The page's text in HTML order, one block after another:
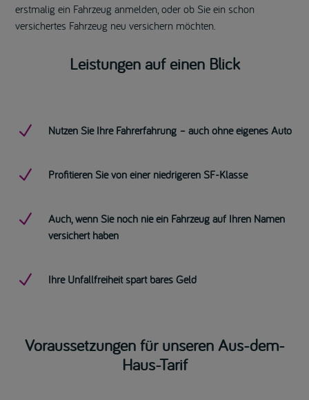
erstmalig ein Fahrzeug anmelden, oder ob Sie ein schon
versichertes Fahrzeug neu versichern möchten.
Leistungen auf einen Blick
N Nutzen Sie Ihre Fahrerfahrung – auch ohne eigenes Auto
N Profitieren Sie von einer niedrigeren SF-Klasse
N
Auch, wenn Sie noch nie ein Fahrzeug auf Ihren Namen
versichert haben
N Ihre Unfallfreiheit spart bares Geld
Voraussetzungen für unseren Aus-dem-
Haus-Tarif